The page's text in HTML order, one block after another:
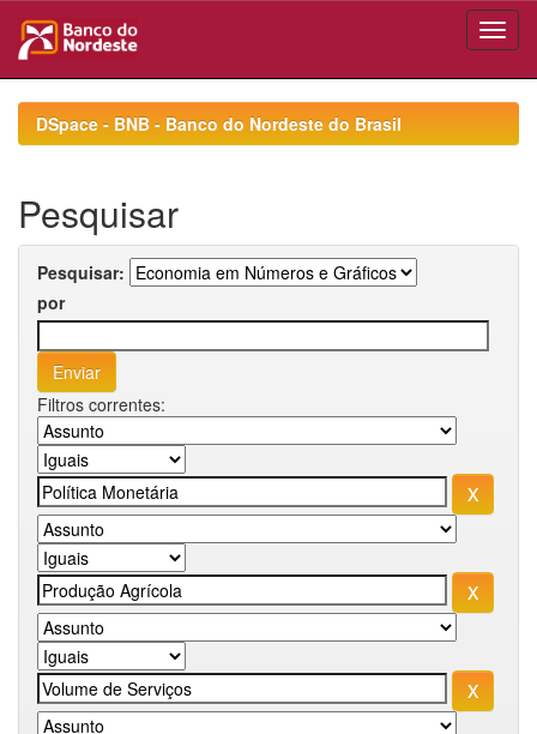
navigationDSpace - BNB - Banco do Nordeste do Brasil
Pesquisar
Pesquisar:
por
Filtros correntes: